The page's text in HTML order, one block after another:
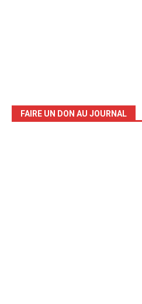
FAIRE UN DON AU JOURNAL